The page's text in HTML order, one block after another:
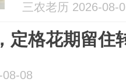
三农老历 2026-08-
定格花期留住
08